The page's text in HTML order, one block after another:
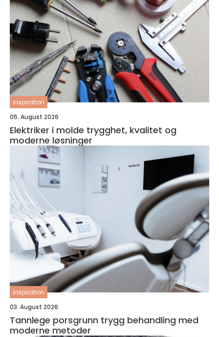
inspiration
05. August 2026
Elektriker i molde trygghet, kvalitet og
moderne løsninger
inspiration
03. August 2026
Tannlege porsgrunn trygg behandling med
moderne metoder